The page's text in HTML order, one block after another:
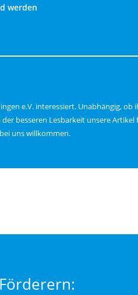
werden
e.V. interessiert. Unabhängig, ob
besseren Lesbarkeit unsere Artikel
uns willkommen.